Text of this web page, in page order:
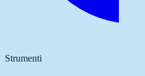
Strumenti